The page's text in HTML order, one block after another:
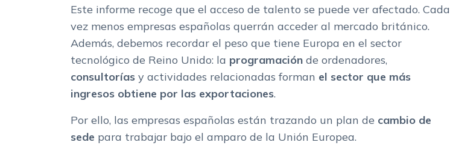
Este informe recoge que el acceso de talento se puede ver afectado. Cada
vez menos empresas españolas querrán acceder al mercado británico.
Además, debemos recordar el peso que tiene Europa en el sector
tecnológico de Reino Unido: la programación de ordenadores,
consultorías y actividades relacionadas forman el sector que más
ingresos obtiene por las exportaciones.
Por ello, las empresas españolas están trazando un plan de cambio de
sede para trabajar bajo el amparo de la Unión Europea.